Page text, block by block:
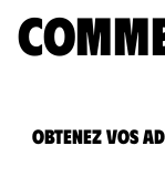
Obtenez vos